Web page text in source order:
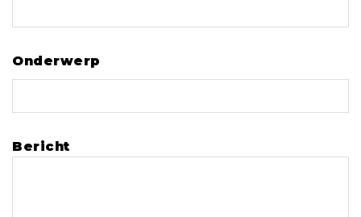
Onderwerp
Bericht